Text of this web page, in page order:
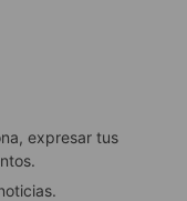
expresar tus